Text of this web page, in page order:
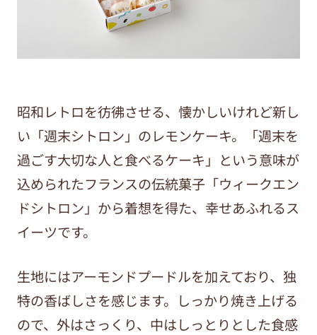
昭和レトロを彷彿させる、懐かしいけれど新し
い「週末シトロン」のレモンケーキ。「週末を
過ごす大切な人と食べるケーキ」という意味が
込められたフランスの伝統菓子「ウィークエン
ドシトロン」から着想を得た、幸せあふれるス
イーツです。
生地にはアーモンドプードルを加えており、独
特の香ばしさを感じます。しっかり焼き上げる
ので、外はさっくり、中はしっとりとした食感